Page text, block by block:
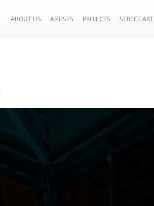
ABOUT US ARTISTS PROJECTS STREET ART